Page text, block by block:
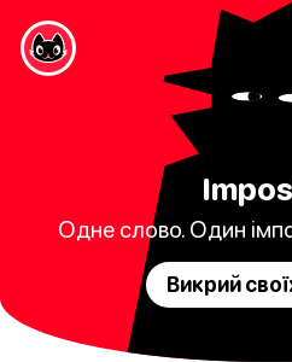
Одне слово. Один
Викрий